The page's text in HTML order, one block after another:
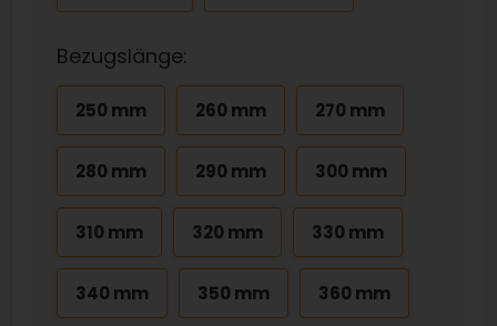
Bezugslänge:
250 mm 260 mm 270 mm
280 mm 290 mm 300 mm
310 mm 320 mm 330 mm
340 mm 350 mm 360 mm